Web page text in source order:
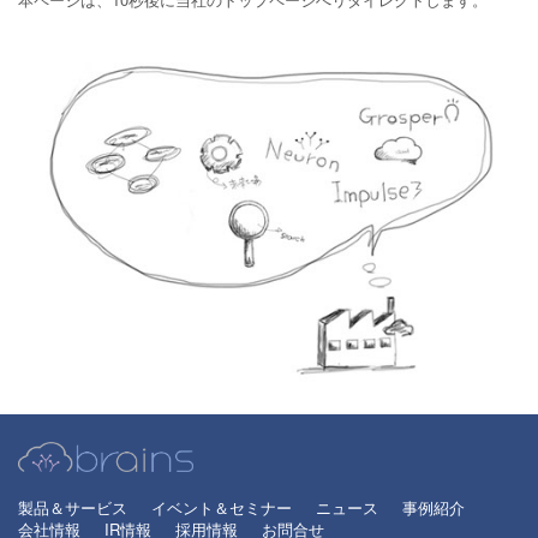
製品＆サービス イベント＆セミナー ニュース
事例紹介
会社情報
IR情報 採用情報 お問合せ